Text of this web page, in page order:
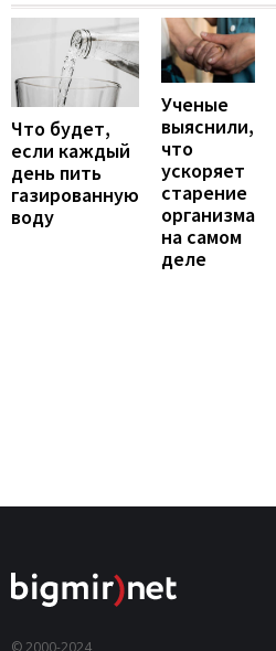
Что будет,
если каждый
день пить
газированную
воду
Ученые
выяснили,
что
ускоряет
старение
организма
на самом
деле
© 2000-2024,